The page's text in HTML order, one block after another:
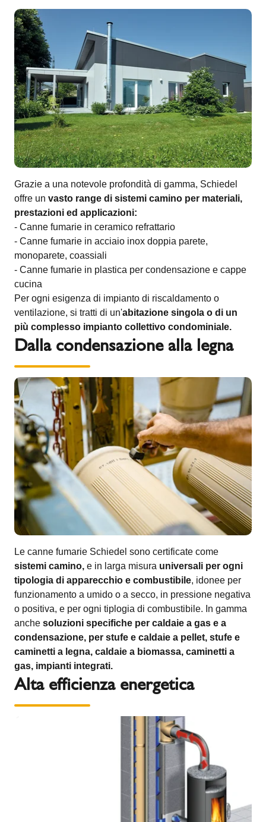
Grazie a una notevole profondità di gamma, Schiedel
offre un vasto range di sistemi camino per materiali,
prestazioni ed applicazioni:
- Canne fumarie in ceramico refrattario
- Canne fumarie in acciaio inox doppia parete,
monoparete, coassiali
- Canne fumarie in plastica per condensazione e cappe
cucina
Per ogni esigenza di impianto di riscaldamento o
ventilazione, si tratti di un'abitazione singola o di un
più complesso impianto collettivo condominiale.
Dalla condensazione alla legna
Le canne fumarie Schiedel sono certificate come
sistemi camino, e in larga misura universali per ogni
tipologia di apparecchio e combustibile, idonee per
funzionamento a umido o a secco, in pressione negativa
o positiva, e per ogni tiplogia di combustibile. In gamma
anche soluzioni specifiche per caldaie a gas e a
condensazione, per stufe e caldaie a pellet, stufe e
caminetti a legna, caldaie a biomassa, caminetti a
gas, impianti integrati.
Alta efficienza energetica